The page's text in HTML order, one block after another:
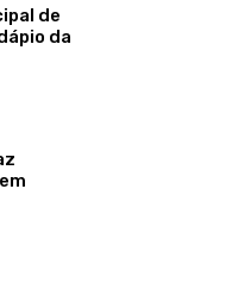
de
da